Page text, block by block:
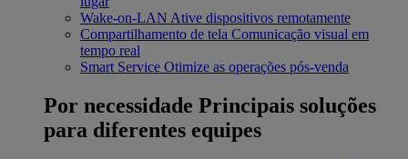
Wake-on-LAN Ative dispositivos remotamente
Compartilhamento de tela Comunicação visual em
tempo real
Smart Service Otimize as operações pós-venda
Por necessidade Principais soluções
para diferentes equipes